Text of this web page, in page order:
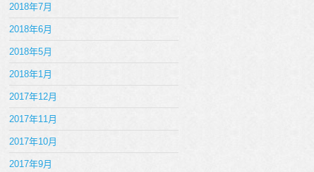
2018年7月
2018年6月
2018年5月
2018年1月
2017年12月
2017年11月
2017年10月
2017年9月